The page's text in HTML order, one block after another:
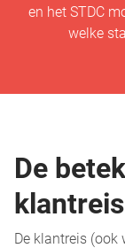
en het STDC
welke
De
klantreis
De klantreis (ook